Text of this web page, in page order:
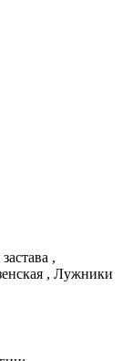
,
, Лужники